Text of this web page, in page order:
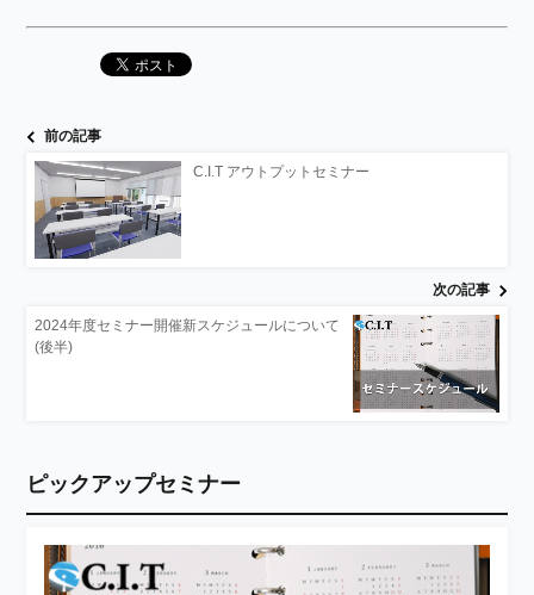
前の記事
C.I.T アウトプットセミナー
次の記事
2024年度セミナー開催新スケジュールについて
(後半)
ピックアップセミナー